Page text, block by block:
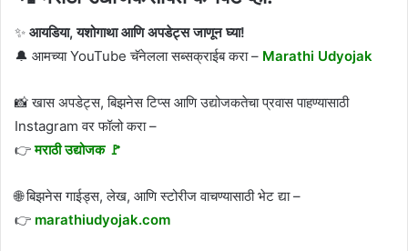
✨ आयडिया, यशोगाथा आणि अपडेट्स जाणून घ्या!
🔔 आमच्या YouTube चॅनेलला सब्सक्राईब करा – Marathi Udyojak
📸 खास अपडेट्स, बिझनेस टिप्स आणि उद्योजकतेचा प्रवास पाहण्यासाठी
Instagram वर फॉलो करा –
👉मराठी उद्योजक 🚩
🌐 बिझनेस गाईड्स, लेख, आणि स्टोरीज वाचण्यासाठी भेट द्या –
👉 marathiudyojak.com